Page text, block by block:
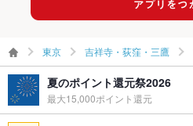
東京 吉祥寺・荻窪・三鷹
夏のポイント還元祭2026
最大15,000ポイント還元